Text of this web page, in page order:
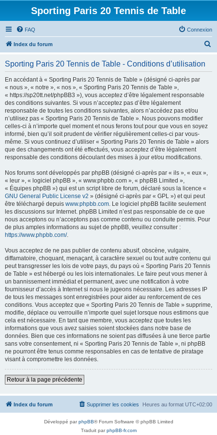
Sporting Paris 20 Tennis de Table
FAQ Connexion
Index du forum
Sporting Paris 20 Tennis de Table - Conditions d’utilisation
En accédant à « Sporting Paris 20 Tennis de Table » (désigné ci-après par
« nous », « notre », « nos », « Sporting Paris 20 Tennis de Table »,
« https://sp20tt.net/phpBB3 »), vous acceptez d’être légalement responsable
des conditions suivantes. Si vous n’acceptez pas d’être légalement
responsable de toutes les conditions suivantes, alors n’accédez pas et/ou
n’utilisez pas « Sporting Paris 20 Tennis de Table ». Nous pouvons modifier
celles-ci à n’importe quel moment et nous ferons tout pour que vous en soyez
informé, bien qu’il soit prudent de vérifier régulièrement celles-ci par vous-
même. Si vous continuez d’utiliser « Sporting Paris 20 Tennis de Table » alors
que des changements ont été effectués, vous acceptez d’être légalement
responsable des conditions découlant des mises à jour et/ou modifications.
Nos forums sont développés par phpBB (désigné ci-après par « ils », « eux »,
« leur », « logiciel phpBB », « www.phpbb.com », « phpBB Limited »,
« Équipes phpBB ») qui est un script libre de forum, déclaré sous la licence «
GNU General Public License v2 » (désigné ci-après par « GPL ») et qui peut
être téléchargé depuis www.phpbb.com. Le logiciel phpBB facilite seulement
les discussions sur Internet. phpBB Limited n’est pas responsable de ce que
nous acceptons ou n’acceptons pas comme contenu ou conduite permis. Pour
de plus amples informations au sujet de phpBB, veuillez consulter :
https://www.phpbb.com/.
Vous acceptez de ne pas publier de contenu abusif, obscène, vulgaire,
diffamatoire, choquant, menaçant, à caractère sexuel ou tout autre contenu qui
peut transgresser les lois de votre pays, du pays où « Sporting Paris 20 Tennis
de Table » est hébergé ou les lois internationales. Le faire peut vous mener à
un bannissement immédiat et permanent, avec une notification à votre
fournisseur d’accès à Internet si nous le jugeons nécessaire. Les adresses IP
de tous les messages sont enregistrées pour aider au renforcement de ces
conditions. Vous acceptez que « Sporting Paris 20 Tennis de Table » supprime,
modifie, déplace ou verrouille n’importe quel sujet lorsque nous estimons que
cela est nécessaire. En tant que membre, vous acceptez que toutes les
informations que vous avez saisies soient stockées dans notre base de
données. Bien que ces informations ne soient pas diffusées à une tierce partie
sans votre consentement, ni « Sporting Paris 20 Tennis de Table », ni phpBB
ne pourront être tenus comme responsables en cas de tentative de piratage
visant à compromettre les données.
Retour à la page précédente
Index du forum Heures au format UTC+02:00
Supprimer les cookies
Développé parphpBB® Forum Software © phpBB Limited
Traduit parphpBB-fr.com